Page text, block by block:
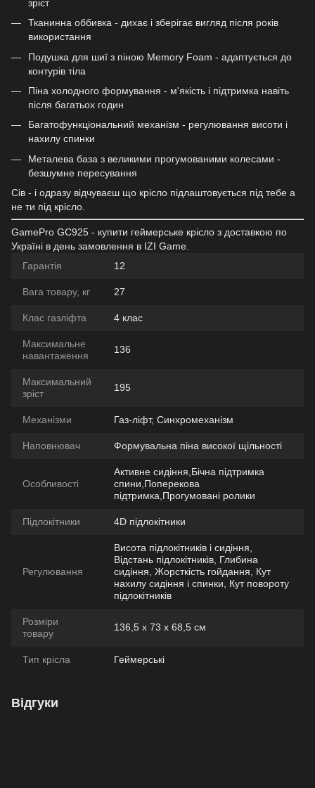
зріст
Тканинна оббивка - дихає і зберігає вигляд після років
використання
Подушка для шиї з піною Memory Foam - адаптується до
контурів тіла
Піна холодного формування - м'якість і підтримка навіть
після багатьох годин
Багатофункціональний механізм - регулювання висоти і
нахилу спинки
Металева база з великими прогумованими колесами -
безшумне пересування
Сів - і одразу відчуваєш що крісло підлаштовується під тебе а
не ти під крісло.
GamePro GC925 - купити геймерське крісло з доставкою по
Україні в день замовлення в IZI Game.
Гарантія
12
Вага товару, кг 27
Клас газліфта 4 клас
Максимальне
навантаження
136
Максимальний
зріст
195
Механізми Газ-ліфт, Синхромеханізм
Наповнювач Формувальна піна високої щільності
Особливості
Активне сидіння,Бічна підтримка
спини,Поперекова
підтримка,Прогумовані ролики
Підлокітники 4D підлокітники
Регулювання
Висота підлокітників і сидіння,
Відстань підлокітників, Глибина
сидіння, Жорсткість гойдання, Кут
нахилу сидіння і спинки, Кут повороту
підлокітників
Розміри
товару
136,5 х 73 х 68,5 см
Тип крісла Геймерські
Відгуки